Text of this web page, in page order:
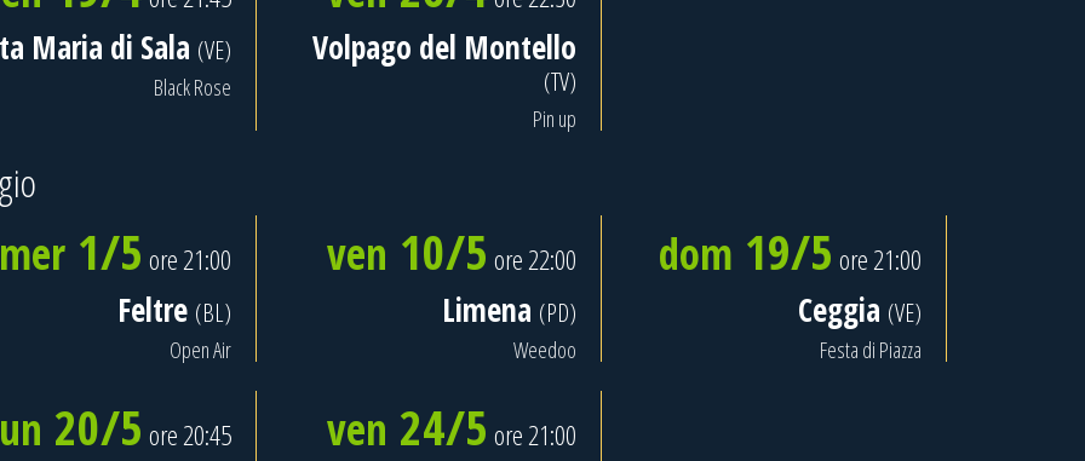
Maria di Sala (VE)
Black Rose
Volpago del Montello
(TV)
Pin up
1/5 ore 21:00
Feltre (BL)
Open Air
ven 10/5 ore 22:00
Limena (PD)
Weedoo
dom 19/5 ore 21:00
Ceggia (VE)
Festa di Piazza
20/5 ore 20:45 ven 24/5 ore 21:00